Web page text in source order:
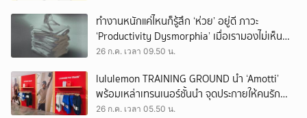
ทำงานหนักแค่ไหนก็รู้สึก ‘ห่วย’ อยู่ดี ภาวะ
‘Productivity Dysmorphia’ เมื่อเรามองไม่เห็น
ความสำเร็จของตัวเอง
26 ก.ค. เวลา 09.50 น.
lululemon TRAINING GROUND นำ ‘Amotti’
พร้อมเหล่าเทรนเนอร์ชั้นนำ จุดประกายให้คนรัก
สุขภาพ ผ่านแนวคิด ‘Yet’
26 ก.ค. เวลา 05.50 น.